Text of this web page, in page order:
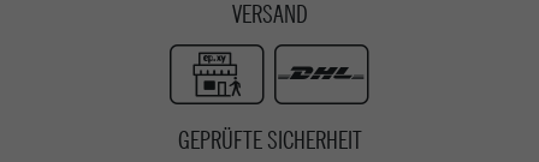
VERSAND
GEPRÜFTE SICHERHEIT